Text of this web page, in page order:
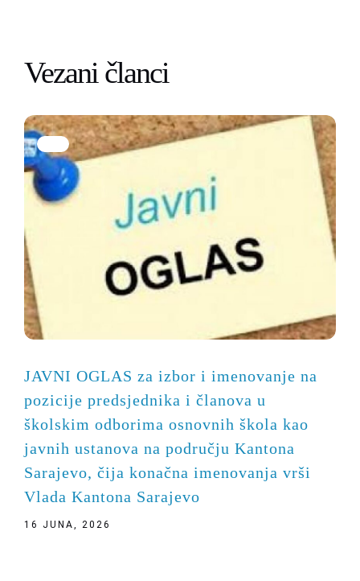
Vezani članci
JAVNI OGLAS za izbor i imenovanje na
pozicije predsjednika i članova u
školskim odborima osnovnih škola kao
javnih ustanova na području Kantona
Sarajevo, čija konačna imenovanja vrši
Vlada Kantona Sarajevo
16 JUNA, 2026